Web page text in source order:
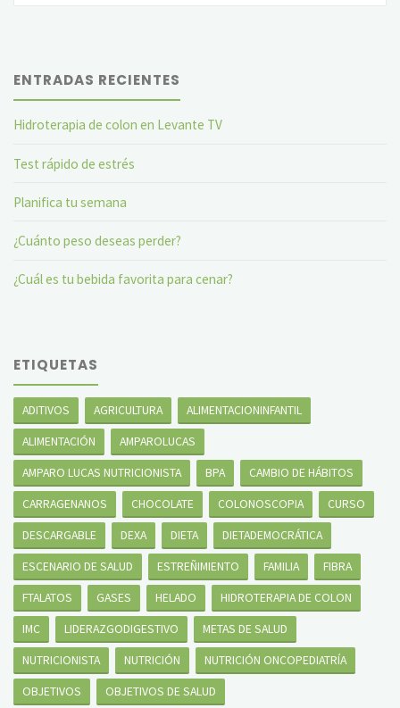
ENTRADAS RECIENTES
Hidroterapia de colon en Levante TV
Test rápido de estrés
Planifica tu semana
¿Cuánto peso deseas perder?
¿Cuál es tu bebida favorita para cenar?
ETIQUETAS
ADITIVOS AGRICULTURA
ALIMENTACIONINFANTIL
ALIMENTACIÓN
AMPAROLUCAS
AMPARO LUCAS NUTRICIONISTA
BPA
CAMBIO DE HÁBITOS
CARRAGENANOS
CHOCOLATE COLONOSCOPIA
CURSO
DESCARGABLE
DEXA DIETA
DIETADEMOCRÁTICA
ESCENARIO DE SALUD
ESTREÑIMIENTO FAMILIA
FIBRA
FTALATOS
GASES HELADO
HIDROTERAPIA DE COLON
IMC
LIDERAZGODIGESTIVO
METAS DE SALUD
NUTRICIONISTA
NUTRICIÓN
NUTRICIÓN ONCOPEDIATRÍA
OBJETIVOS
OBJETIVOS DE SALUD